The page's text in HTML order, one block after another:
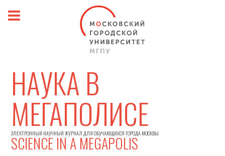
НАУКА В
МЕГАПОЛИСЕ
ЭЛЕКТРОННЫЙ НАУЧНЫЙ ЖУРНАЛ ДЛЯ ОБУЧАЮЩИХСЯ ГОРОДА МОСКВЫ
SCIENCE IN A MEGAPOLIS